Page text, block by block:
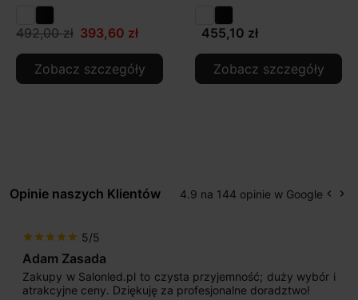
492,00 zł 393,60 zł
Zobacz szczegóły
455,10 zł
Zobacz szczegóły
Opinie naszych Klientów 4.9 na 144 opinie w Google keyboard_arrow_left keyboard_arrow_right
star star star star star 5/5
Adam Zasada
Zakupy w Salonled.pl to czysta przyjemność; duży wybór i
atrakcyjne ceny. Dziękuję za profesjonalne doradztwo!